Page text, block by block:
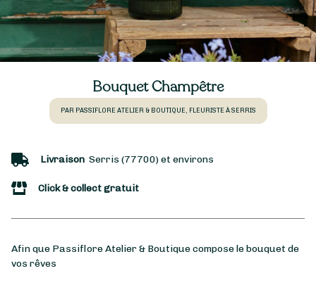
Bouquet Champêtre
PAR PASSIFLORE ATELIER & BOUTIQUE, FLEURISTE À SERRIS
Livraison Serris (77700) et environs
Click & collect gratuit
Afin que Passiflore Atelier & Boutique compose le bouquet de
vos rêves